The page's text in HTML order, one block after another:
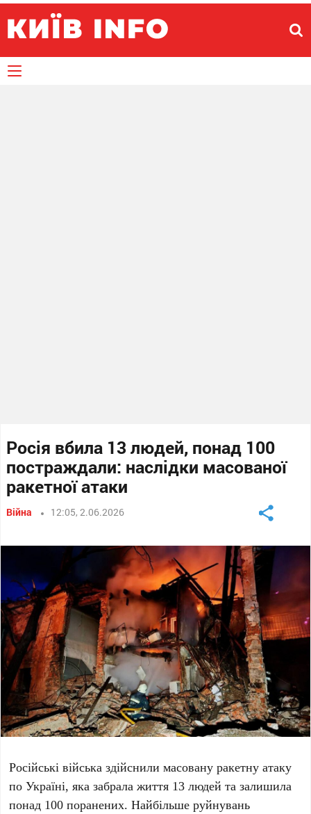
Росія вбила 13 людей, понад 100
постраждали: наслідки масованої
ракетної атаки
Війна 12:05, 2.06.2026
Російські війська здійснили масовану ракетну атаку
по Україні, яка забрала життя 13 людей та залишила
понад 100 поранених. Найбільше руйнувань